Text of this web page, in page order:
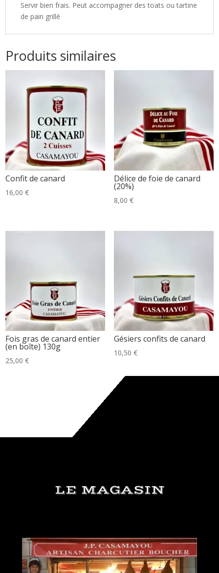
Servir bien frais. Peut accompagner des toats ou tartine
de pain grillé
Produits similaires
Confit de canard
16,00€
Délice de foie de canard
(20%)
8,00 €
Fois gras de canard entier
(en boîte) 130g
25,00€
Gésiers confits de canard
10,50 €
LE MAGASIN